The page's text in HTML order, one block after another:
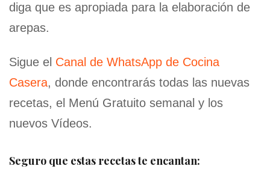
diga que es apropiada para la elaboración de
arepas.
Sigue el Canal de WhatsApp de Cocina
Casera, donde encontrarás todas las nuevas
recetas, el Menú Gratuito semanal y los
nuevos Vídeos.
Seguro que estas recetas te encantan: